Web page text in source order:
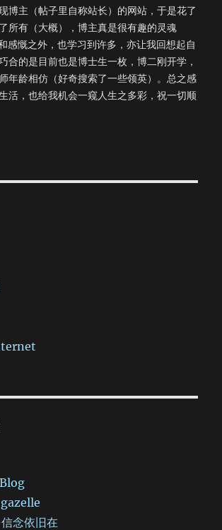
博主（帖子里自称站长）的网站，于是花了
所有（大概），博主真是很有趣的灵魂
感慨之外，也学习到许多，亦让我回想起自
合的是目前也是博士生一枚，博二刚开学，
年龄相仿（好奇搜索了一些领英）。总之感
活，也给我机会一窥人生之多彩，祝一切顺
念依旧在